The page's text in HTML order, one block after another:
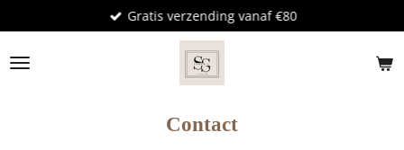
direct
naar
de
Gratis verzending vanaf €80
Contact